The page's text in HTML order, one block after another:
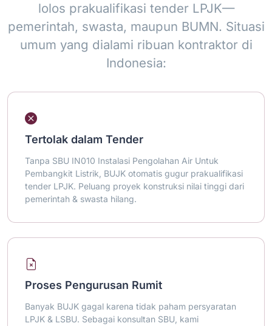
lolos prakualifikasi tender LPJK—
pemerintah, swasta, maupun BUMN. Situasi
umum yang dialami ribuan kontraktor di
Indonesia:
Tertolak dalam Tender
Tanpa SBU IN010 Instalasi Pengolahan Air Untuk
Pembangkit Listrik, BUJK otomatis gugur prakualifikasi
tender LPJK. Peluang proyek konstruksi nilai tinggi dari
pemerintah & swasta hilang.
Proses Pengurusan Rumit
Banyak BUJK gagal karena tidak paham persyaratan
LPJK & LSBU. Sebagai konsultan SBU, kami